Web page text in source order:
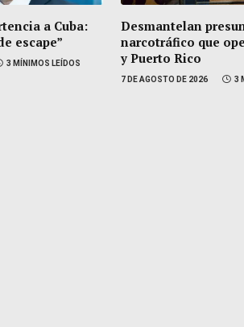
a Cuba:
escape”
3 MÍNIMOS LEÍDOS
Desmantelan
narcotráfico que
y Puerto Rico
7 DE AGOSTO DE 2026 3